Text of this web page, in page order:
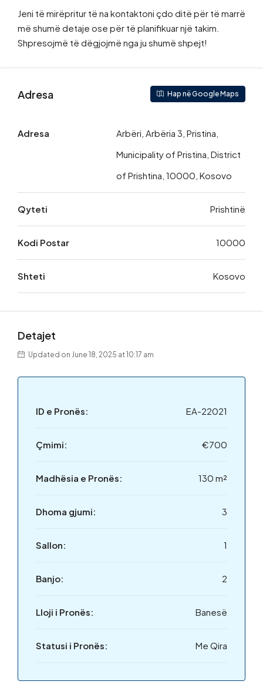
Jeni të mirëpritur të na kontaktoni çdo ditë për të marrë
më shumë detaje ose për të planifikuar një takim.
Shpresojmë të dëgjojmë nga ju shumë shpejt!
Adresa Hap në Google Maps
Adresa
Arbëri, Arbëria 3, Pristina,
Municipality of Pristina, District
of Prishtina, 10000, Kosovo
Qyteti Prishtinë
Kodi Postar 10000
Shteti Kosovo
Detajet
Updated on June 18, 2025 at 10:17 am
ID e Pronës: EA-22021
Çmimi: €700
Madhësia e Pronës: 130 m²
Dhoma gjumi: 3
Sallon: 1
Banjo: 2
Lloji i Pronës: Banesë
Statusi i Pronës: Me Qira